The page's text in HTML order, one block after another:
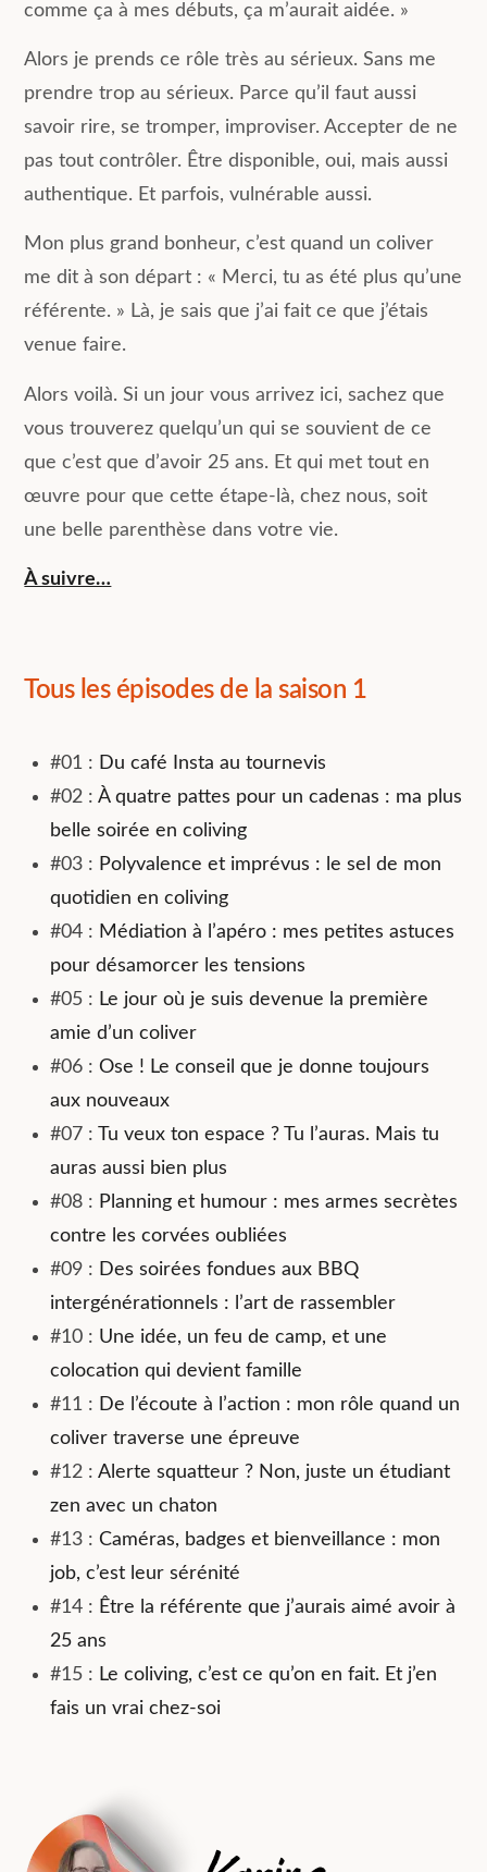
comme ça à mes débuts, ça m’aurait aidée. »
Alors je prends ce rôle très au sérieux. Sans me
prendre trop au sérieux. Parce qu’il faut aussi
savoir rire, se tromper, improviser. Accepter de ne
pas tout contrôler. Être disponible, oui, mais aussi
authentique. Et parfois, vulnérable aussi.
Mon plus grand bonheur, c’est quand un coliver
me dit à son départ : « Merci, tu as été plus qu’une
référente. » Là, je sais que j’ai fait ce que j’étais
venue faire.
Alors voilà. Si un jour vous arrivez ici, sachez que
vous trouverez quelqu’un qui se souvient de ce
que c’est que d’avoir 25 ans. Et qui met tout en
œuvre pour que cette étape-là, chez nous, soit
une belle parenthèse dans votre vie.
À suivre…
Tous les épisodes de la saison 1
#01 : Du café Insta au tournevis
#02 :À quatre pattes pour un cadenas : ma plus
belle soirée en coliving
#03 : Polyvalence et imprévus : le sel de mon
quotidien en coliving
#04 : Médiation à l’apéro : mes petites astuces
pour désamorcer les tensions
#05 : Le jour où je suis devenue la première
amie d’un coliver
#06 :Ose ! Le conseil que je donne toujours
aux nouveaux
#07 :Tu veux ton espace ? Tu l’auras. Mais tu
auras aussi bien plus
#08 : Planning et humour : mes armes secrètes
contre les corvées oubliées
#09 : Des soirées fondues aux BBQ
intergénérationnels : l’art de rassembler
#10 : Une idée, un feu de camp, et une
colocation qui devient famille
#11 : De l’écoute à l’action : mon rôle quand un
coliver traverse une épreuve
#12 :Alerte squatteur ? Non, juste un étudiant
zen avec un chaton
#13 :Caméras, badges et bienveillance : mon
job, c’est leur sérénité
#14 : Être la référente que j’aurais aimé avoir à
25 ans
#15 : Le coliving, c’est ce qu’on en fait. Et j’en
fais un vrai chez-soi